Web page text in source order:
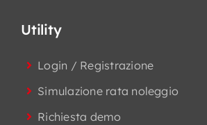
Utility
Login / Registrazione
Simulazione rata noleggio
Richiesta demo